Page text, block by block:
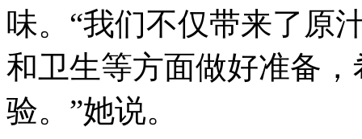
味。“我们不仅带来了原
和卫生等方面做好准备
验。”她说。